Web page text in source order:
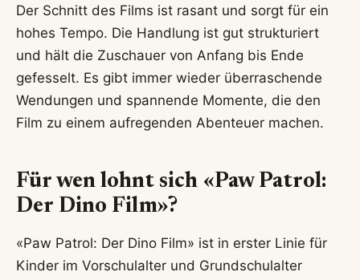
Der Schnitt des Films ist rasant und sorgt für ein
hohes Tempo. Die Handlung ist gut strukturiert
und hält die Zuschauer von Anfang bis Ende
gefesselt. Es gibt immer wieder überraschende
Wendungen und spannende Momente, die den
Film zu einem aufregenden Abenteuer machen.
Für wen lohnt sich «Paw Patrol:
Der Dino Film»?
«Paw Patrol: Der Dino Film» ist in erster Linie für
Kinder im Vorschulalter und Grundschulalter